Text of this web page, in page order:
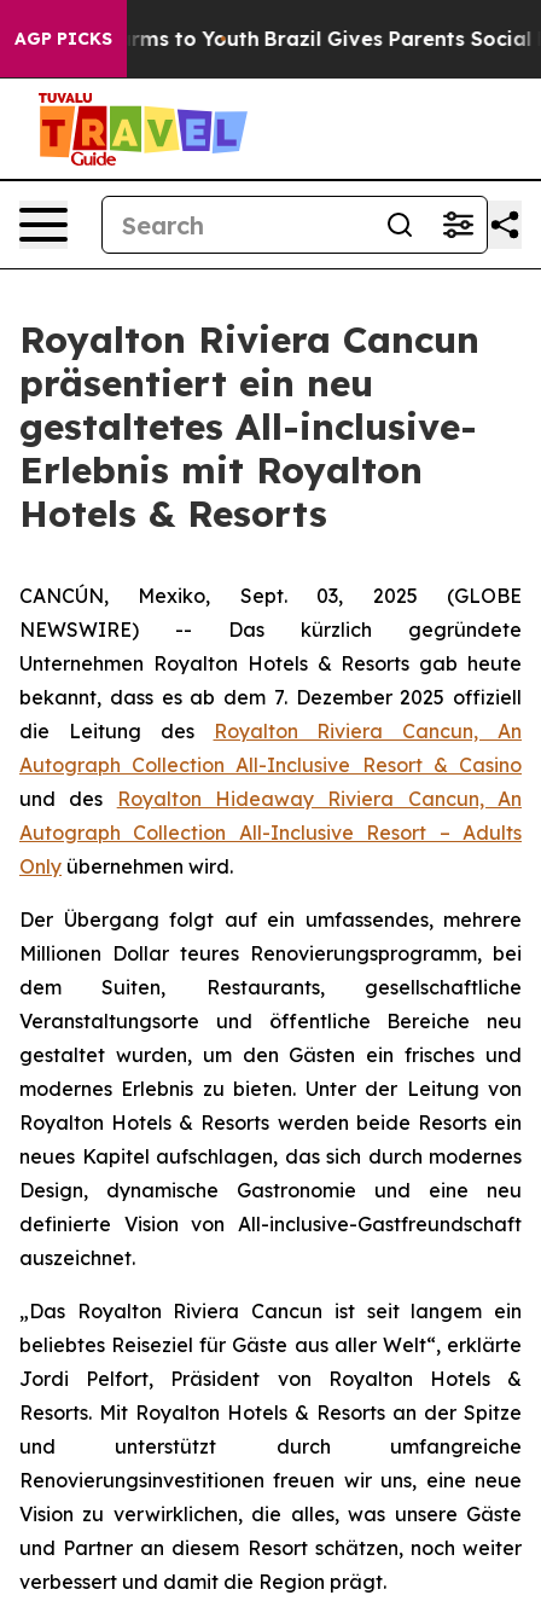
AGP PICKS
Harms to Youth Brazil Gives Parents Social
Royalton Riviera Cancun
präsentiert ein neu
gestaltetes All-inclusive-
Erlebnis mit Royalton
Hotels & Resorts
CANCÚN, Mexiko, Sept. 03, 2025 (GLOBE
NEWSWIRE) -- Das kürzlich gegründete
Unternehmen Royalton Hotels & Resorts gab heute
bekannt, dass es ab dem 7. Dezember 2025 offiziell
die Leitung des
Royalton Riviera Cancun, An
Autograph Collection All-Inclusive Resort & Casino
und des
Royalton Hideaway Riviera Cancun, An
Autograph Collection All-Inclusive Resort – Adults
Only übernehmen wird.
Der Übergang folgt auf ein umfassendes, mehrere
Millionen Dollar teures Renovierungsprogramm, bei
dem Suiten, Restaurants, gesellschaftliche
Veranstaltungsorte und öffentliche Bereiche neu
gestaltet wurden, um den Gästen ein frisches und
modernes Erlebnis zu bieten. Unter der Leitung von
Royalton Hotels & Resorts werden beide Resorts ein
neues Kapitel aufschlagen, das sich durch modernes
Design, dynamische Gastronomie und eine neu
definierte Vision von All-inclusive-Gastfreundschaft
auszeichnet.
„Das Royalton Riviera Cancun ist seit langem ein
beliebtes Reiseziel für Gäste aus aller Welt“, erklärte
Jordi Pelfort, Präsident von Royalton Hotels &
Resorts. Mit Royalton Hotels & Resorts an der Spitze
und unterstützt durch umfangreiche
Renovierungsinvestitionen freuen wir uns, eine neue
Vision zu verwirklichen, die alles, was unsere Gäste
und Partner an diesem Resort schätzen, noch weiter
verbessert und damit die Region prägt.